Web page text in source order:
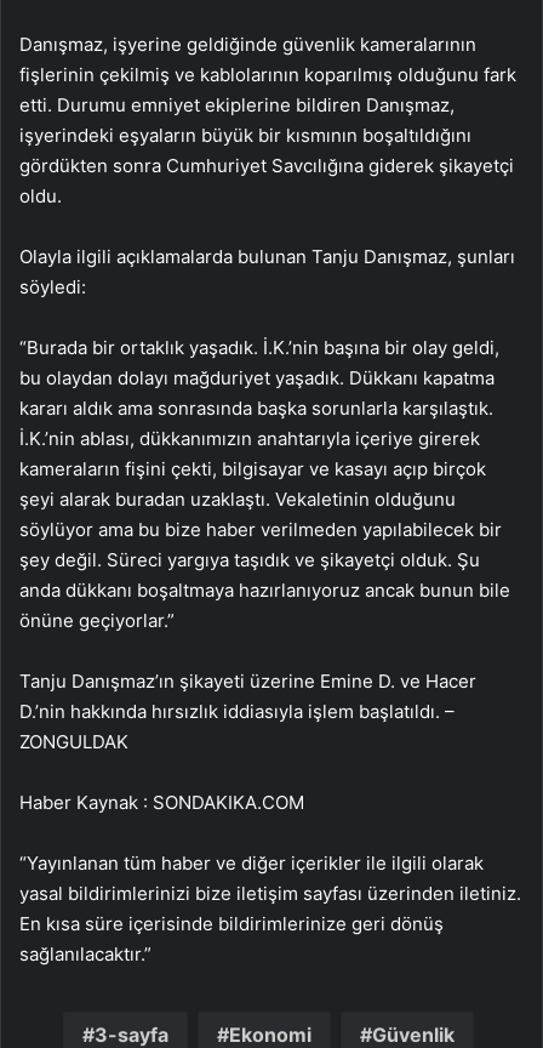
Danışmaz, işyerine geldiğinde güvenlik kameralarının
fişlerinin çekilmiş ve kablolarının koparılmış olduğunu fark
etti. Durumu emniyet ekiplerine bildiren Danışmaz,
işyerindeki eşyaların büyük bir kısmının boşaltıldığını
gördükten sonra Cumhuriyet Savcılığına giderek şikayetçi
oldu.
Olayla ilgili açıklamalarda bulunan Tanju Danışmaz, şunları
söyledi:
“Burada bir ortaklık yaşadık. İ.K.’nin başına bir olay geldi,
bu olaydan dolayı mağduriyet yaşadık. Dükkanı kapatma
kararı aldık ama sonrasında başka sorunlarla karşılaştık.
İ.K.’nin ablası, dükkanımızın anahtarıyla içeriye girerek
kameraların fişini çekti, bilgisayar ve kasayı açıp birçok
şeyi alarak buradan uzaklaştı. Vekaletinin olduğunu
söylüyor ama bu bize haber verilmeden yapılabilecek bir
şey değil. Süreci yargıya taşıdık ve şikayetçi olduk. Şu
anda dükkanı boşaltmaya hazırlanıyoruz ancak bunun bile
önüne geçiyorlar.”
Tanju Danışmaz’ın şikayeti üzerine Emine D. ve Hacer
D.’nin hakkında hırsızlık iddiasıyla işlem başlatıldı. –
ZONGULDAK
Haber Kaynak : SONDAKIKA.COM
“Yayınlanan tüm haber ve diğer içerikler ile ilgili olarak
yasal bildirimlerinizi bize iletişim sayfası üzerinden iletiniz.
En kısa süre içerisinde bildirimlerinize geri dönüş
sağlanılacaktır.”
3-sayfa Ekonomi Güvenlik